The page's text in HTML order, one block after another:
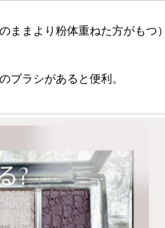
ままより粉体重ねた方がも
ブラシがあると便利。